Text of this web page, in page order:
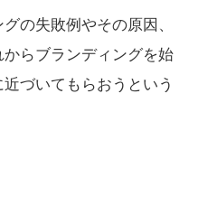
の失敗例やその原因、
らブランディングを始
づいてもらおうという